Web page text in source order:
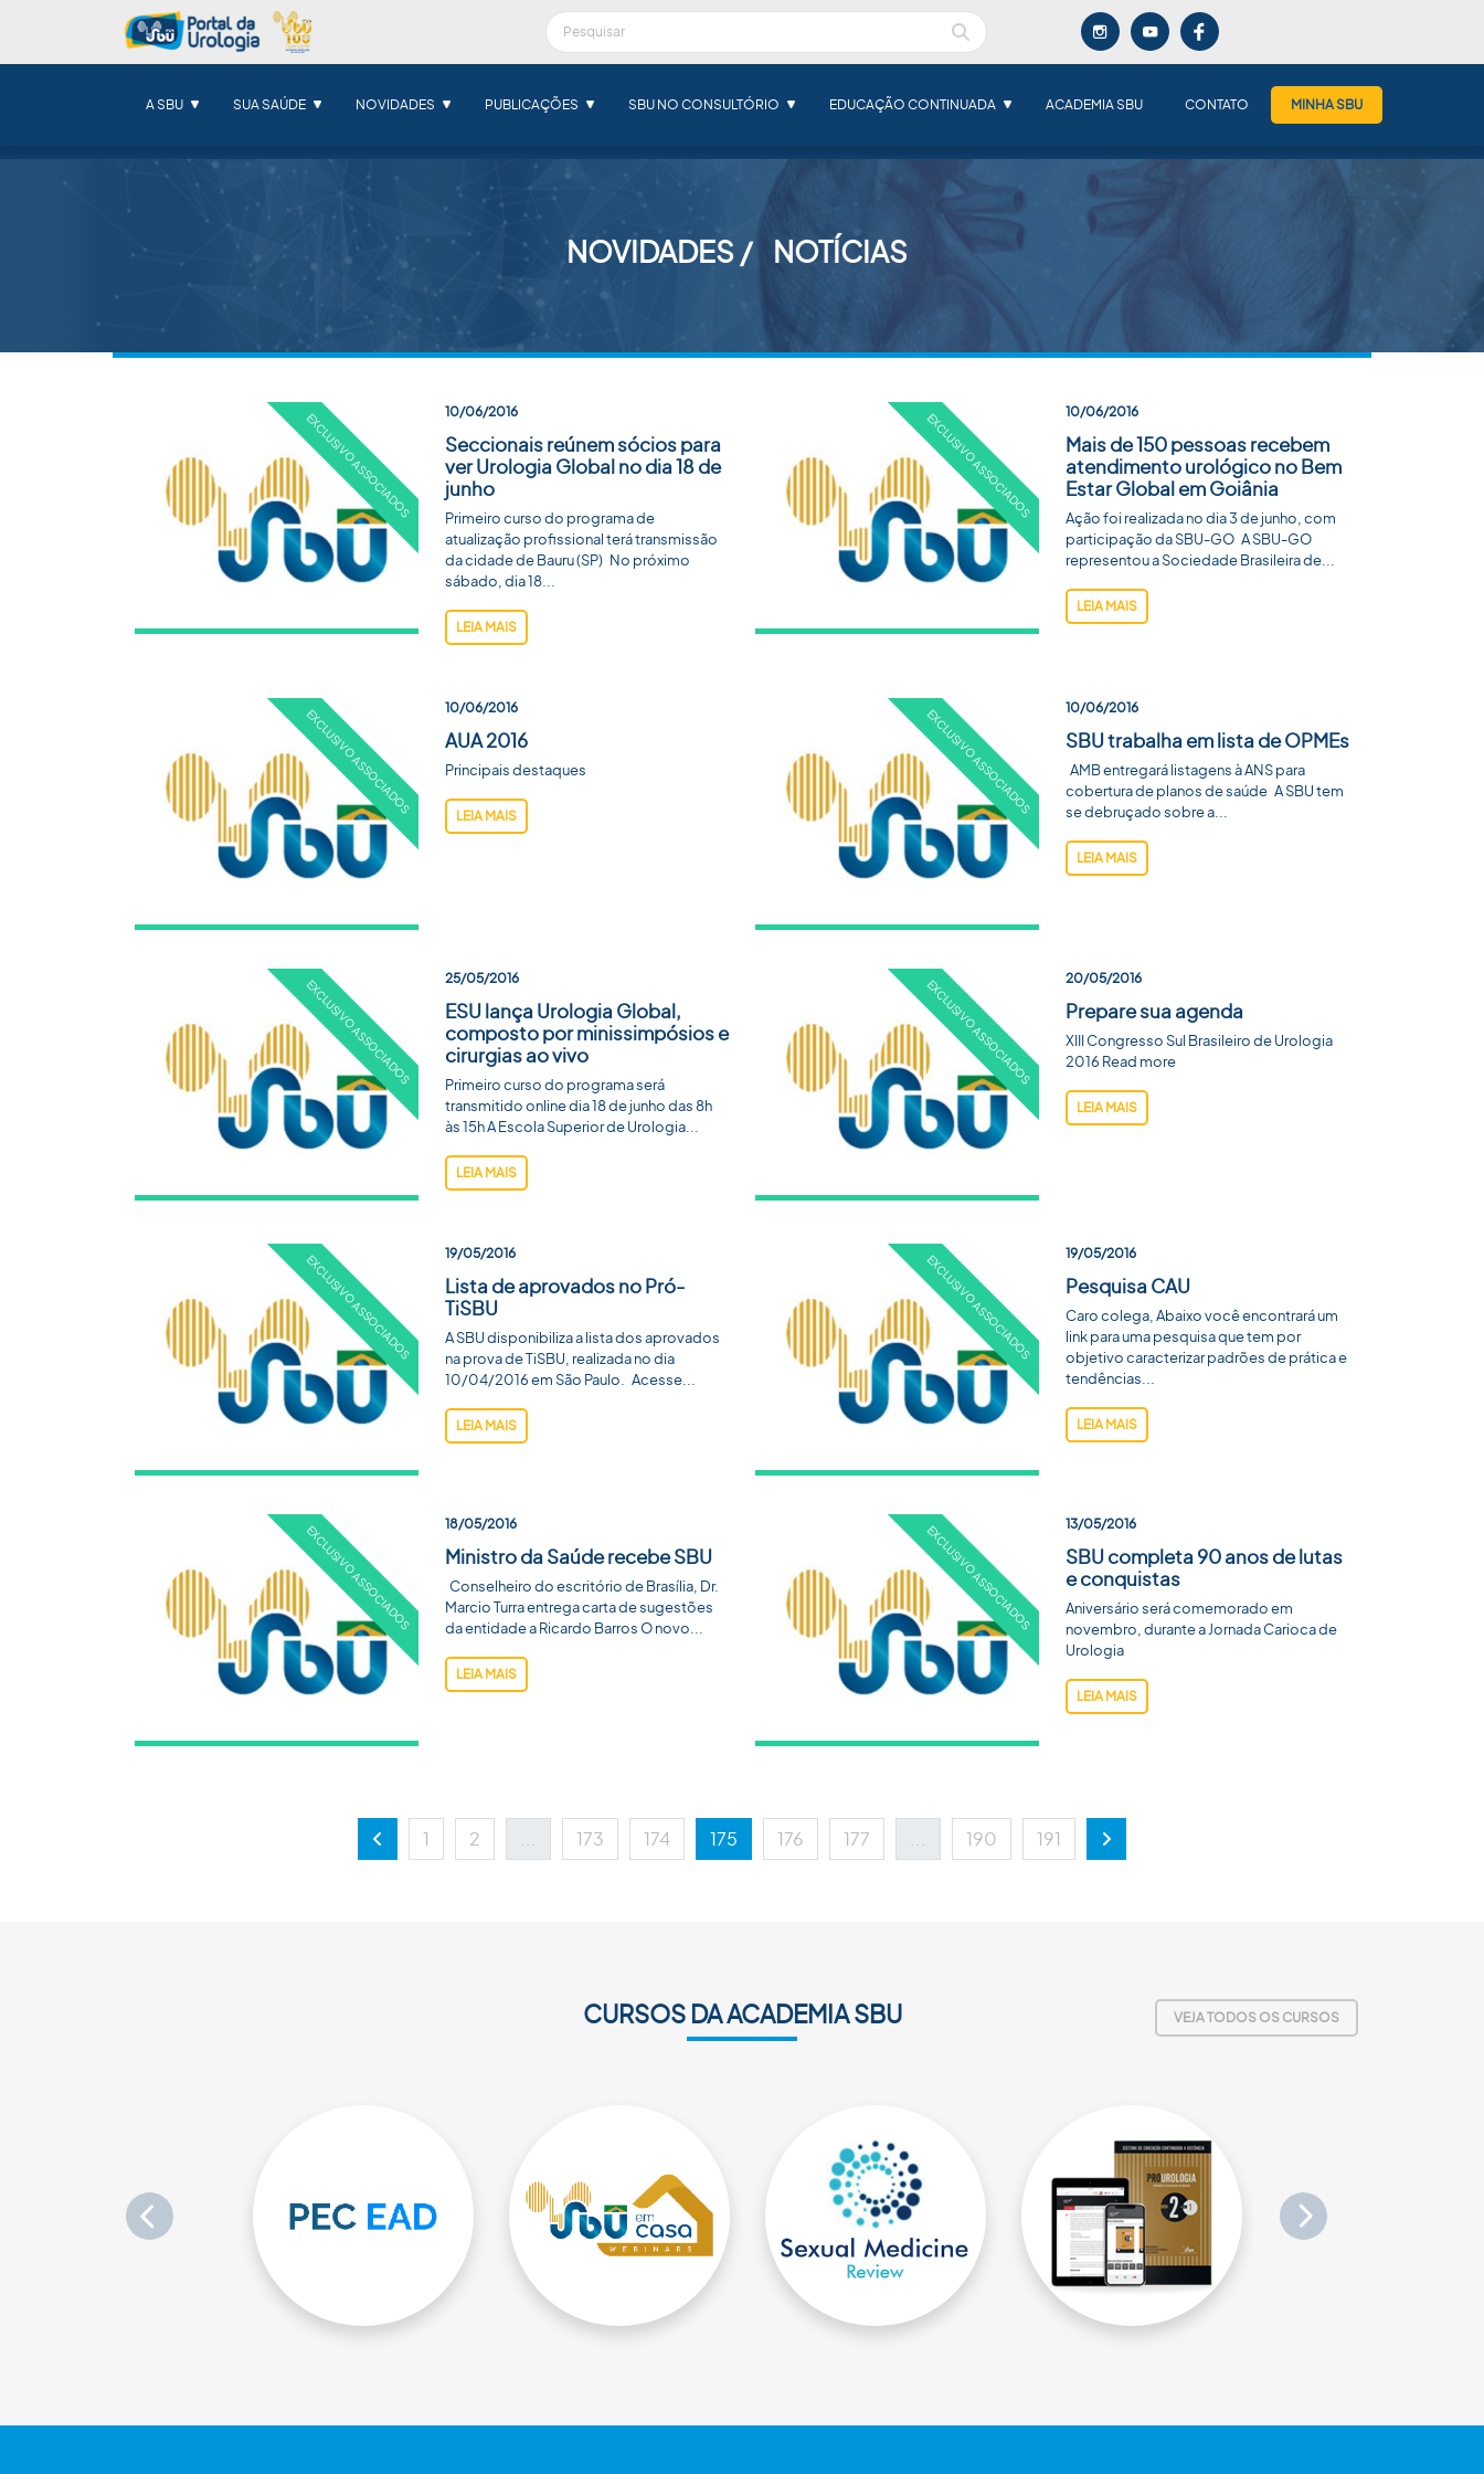
A SBU SUA SAÚDE NOVIDADES PUBLICAÇÕES SBU NO CONSULTÓRIO EDUCAÇÃO CONTINUADA ACADEMIA SBU CONTATO MINHA SBU
NOVIDADES NOTÍCIAS
10/06/2016
Seccionais reúnem sócios para
ver Urologia Global no dia 18 de
junho
Primeiro curso do programa de
atualização profissional terá transmissão
da cidade de Bauru (SP) No próximo
sábado, dia 18...
LEIA MAIS
10/06/2016
Mais de 150 pessoas recebem
atendimento urológico no Bem
Estar Global em Goiânia
Ação foi realizada no dia 3 de junho, com
participação da SBU-GO A SBU-GO
representou a Sociedade Brasileira de...
LEIA MAIS
10/06/2016
AUA 2016
Principais destaques
LEIA MAIS
10/06/2016
SBU trabalha em lista de OPMEs
AMB entregará listagens à ANS para
cobertura de planos de saúde A SBU tem
se debruçado sobre a...
LEIA MAIS
25/05/2016
ESU lança Urologia Global,
composto por minissimpósios e
cirurgias ao vivo
Primeiro curso do programa será
transmitido online dia 18 de junho das 8h
às 15h A Escola Superior de Urologia...
LEIA MAIS
20/05/2016
Prepare sua agenda
XIII Congresso Sul Brasileiro de Urologia
2016 Read more
LEIA MAIS
19/05/2016
Lista de aprovados no Pró-
TiSBU
A SBU disponibiliza a lista dos aprovados
na prova de TiSBU, realizada no dia
10/04/2016 em São Paulo. Acesse...
LEIA MAIS
19/05/2016
Pesquisa CAU
Caro colega, Abaixo você encontrará um
link para uma pesquisa que tem por
objetivo caracterizar padrões de prática e
tendências...
LEIA MAIS
18/05/2016
Ministro da Saúde recebe SBU
Conselheiro do escritório de Brasília, Dr.
Marcio Turra entrega carta de sugestões
da entidade a Ricardo Barros O novo...
LEIA MAIS
13/05/2016
SBU completa 90 anos de lutas
e conquistas
Aniversário será comemorado em
novembro, durante a Jornada Carioca de
Urologia
LEIA MAIS
Anterior
1 2 173 174 175 176 177 190 191
Próxima
CURSOS DA ACADEMIA SBU VEJA TODOS OS CURSOS